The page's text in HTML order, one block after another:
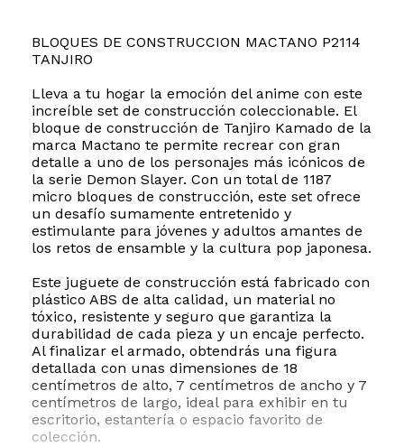
BLOQUES DE CONSTRUCCION MACTANO P2114
TANJIRO
Lleva a tu hogar la emoción del anime con este
increíble set de construcción coleccionable. El
bloque de construcción de Tanjiro Kamado de la
marca Mactano te permite recrear con gran
detalle a uno de los personajes más icónicos de
la serie Demon Slayer. Con un total de 1187
micro bloques de construcción, este set ofrece
un desafío sumamente entretenido y
estimulante para jóvenes y adultos amantes de
los retos de ensamble y la cultura pop japonesa.
Este juguete de construcción está fabricado con
plástico ABS de alta calidad, un material no
tóxico, resistente y seguro que garantiza la
durabilidad de cada pieza y un encaje perfecto.
Al finalizar el armado, obtendrás una figura
detallada con unas dimensiones de 18
centímetros de alto, 7 centímetros de ancho y 7
centímetros de largo, ideal para exhibir en tu
escritorio, estantería o espacio favorito de
colección.